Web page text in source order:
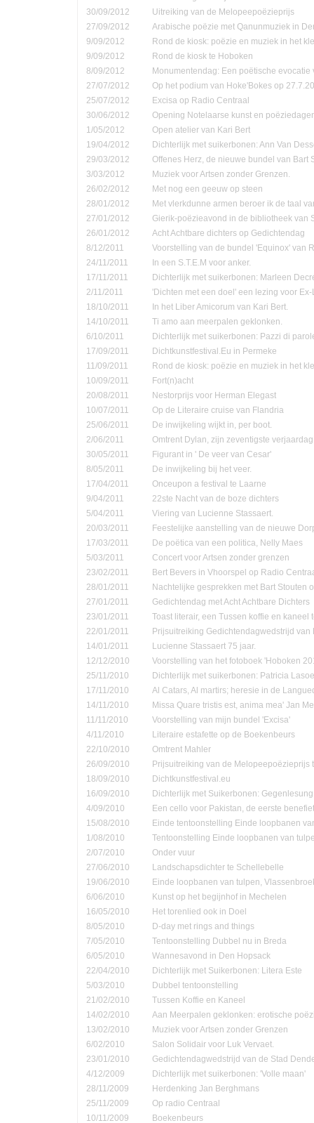
30/09/2012
Uitreiking van de Melopeepoëzieprijs
27/09/2012
Arabische poëzie met Qanunmuziek in
9/09/2012
Rond de kiosk: poëzie en muziek in het
9/09/2012
Rond de kiosk te Hoboken
8/09/2012
Monumentendag: Een poëtische evocatie
27/07/2012
Op het podium van Hoke'Bokes op
25/07/2012
Excisa op Radio Centraal
30/06/2012
Opening Notelaarse kunst en
1/05/2012
Open atelier van Kari Bert
19/04/2012
Dichterlijk met suikerbonen: Ann Van
29/03/2012
Offenes Herz, de nieuwe bundel van Bart
3/03/2012
Muziek voor Artsen zonder Grenzen.
26/02/2012
Met nog een geeuw op steen
28/01/2012
Met vlerkdunne armen beroer ik de taal
27/01/2012
Gierik-poëzieavond in de bibliotheek van
26/01/2012
Acht Achtbare dichters op Gedichtendag
8/12/2011
Voorstelling van de bundel 'Equinox' van
24/11/2011
In een S.T.E.M voor anker.
17/11/2011
Dichterlijk met suikerbonen: Marleen
2/11/2011
'Dichten met een doel' een lezing voor
18/10/2011
In het Liber Amicorum van Kari Bert.
14/10/2011
Ti amo aan meerpalen geklonken.
6/10/2011
Dichterlijk met suikerbonen: Pazzi di
17/09/2011
Dichtkunstfestival.Eu in Permeke
11/09/2011
Rond de kiosk: poëzie en muziek in het
10/09/2011
Fort(n)acht
20/08/2011
Nestorprijs voor Herman Elegast
10/07/2011
Op de Literaire cruise van Flandria
25/06/2011
De inwijkeling wijkt in, per boot.
2/06/2011
Omtrent Dylan, zijn zeventigste verjaardag
30/05/2011
Figurant in ' De veer van Cesar'
8/05/2011
De inwijkeling bij het veer.
17/04/2011
Onceupon a festival te Laarne
9/04/2011
22ste Nacht van de boze dichters
5/04/2011
Viering van Lucienne Stassaert.
20/03/2011
Feestelijke aanstelling van de nieuwe
17/03/2011
De poëtica van een politica, Nelly Maes
5/03/2011
Concert voor Artsen zonder grenzen
23/02/2011
Bert Bevers in Vhoorspel op Radio
28/01/2011
Nachtelijke gesprekken met Bart Stouten
27/01/2011
Gedichtendag met Acht Achtbare Dichters
23/01/2011
Toast literair, een Tussen koffie en kaneel
22/01/2011
Prijsuitreiking Gedichtendagwedstrijd van
14/01/2011
Lucienne Stassaert 75 jaar.
12/12/2010
Voorstelling van het fotoboek 'Hoboken
25/11/2010
Dichterlijk met suikerbonen: Patricia
17/11/2010
Al Catars, Al martirs; heresie in de
14/11/2010
Missa Quare tristis est, anima mea' Jan
11/11/2010
Voorstelling van mijn bundel 'Excisa'
4/11/2010
Literaire estafette op de Boekenbeurs
22/10/2010
Omtrent Mahler
26/09/2010
Prijsuitreiking van de Melopeepoëzieprijs
18/09/2010
Dichtkunstfestival.eu
16/09/2010
Dichterlijk met Suikerbonen:
4/09/2010
Een cello voor Pakistan, de eerste
15/08/2010
Einde tentoonstelling Einde loopbanen
1/08/2010
Tentoonstelling Einde loopbanen van
2/07/2010
Onder vuur
27/06/2010
Landschapsdichter te Schellebelle
19/06/2010
Einde loopbanen van tulpen,
6/06/2010
Kunst op het begijnhof in Mechelen
16/05/2010
Het torenlied ook in Doel
8/05/2010
D-day met rings and things
7/05/2010
Tentoonstelling Dubbel nu in Breda
6/05/2010
Wannesavond in Den Hopsack
22/04/2010
Dichterlijk met Suikerbonen: Litera Este
5/03/2010
Dubbel tentoonstelling
21/02/2010
Tussen Koffie en Kaneel
14/02/2010
Aan Meerpalen geklonken: erotische
13/02/2010
Muziek voor Artsen zonder Grenzen
6/02/2010
Salon Solidair voor Luk Vervaet.
23/01/2010
Gedichtendagwedstrijd van de Stad
4/12/2009
Dichterlijk met suikerbonen: 'Volle maan'
28/11/2009
Herdenking Jan Berghmans
25/11/2009
Op radio Centraal
10/11/2009
Boekenbeurs